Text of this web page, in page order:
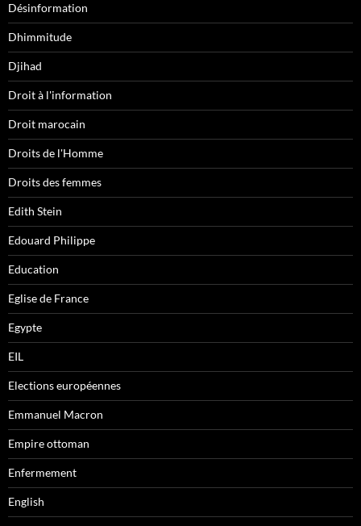
Désinformation
Dhimmitude
Djihad
Droit à l'information
Droit marocain
Droits de l'Homme
Droits des femmes
Edith Stein
Edouard Philippe
Education
Eglise de France
Egypte
EIL
Elections européennes
Emmanuel Macron
Empire ottoman
Enfermement
English